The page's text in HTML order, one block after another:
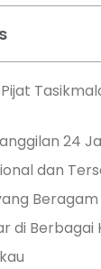
24
dan
Beragam
di Berbagai